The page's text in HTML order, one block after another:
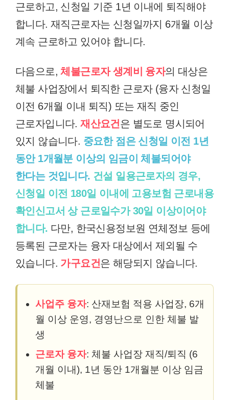
근로하고, 신청일 기준 1년 이내에 퇴직해야
합니다. 재직근로자는 신청일까지 6개월 이상
계속 근로하고 있어야 합니다.
다음으로,체불근로자 생계비 융자의 대상은
체불 사업장에서 퇴직한 근로자 (융자 신청일
이전 6개월 이내 퇴직) 또는 재직 중인
근로자입니다.재산요건은 별도로 명시되어
있지 않습니다. 중요한 점은 신청일 이전 1년
동안 1개월분 이상의 임금이 체불되어야
한다는 것입니다. 건설 일용근로자의 경우,
신청일 이전 180일 이내에 고용보험 근로내용
확인신고서 상 근로일수가 30일 이상이어야
합니다. 다만, 한국신용정보원 연체정보 등에
등록된 근로자는 융자 대상에서 제외될 수
있습니다. 가구요건은 해당되지 않습니다.
사업주 융자: 산재보험 적용 사업장, 6개
월 이상 운영, 경영난으로 인한 체불 발
생
근로자 융자: 체불 사업장 재직/퇴직 (6
개월 이내), 1년 동안 1개월분 이상 임금
체불